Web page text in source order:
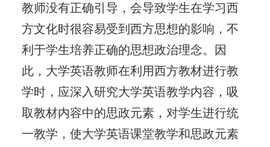
教师没有正确引导，会导致学生在学习西
方文化时很容易受到西方思想的影响，不
利于学生培养正确的思想政治理念。因
此，大学英语教师在利用西方教材进行教
学时，应深入研究大学英语教学内容，吸
取教材内容中的思政元素，对学生进行统
一教学，使大学英语课堂教学和思政元素